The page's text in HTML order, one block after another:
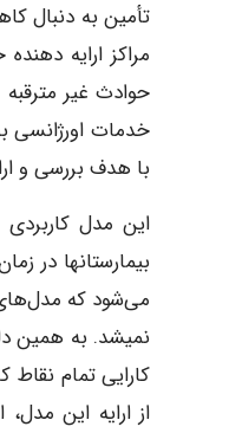
تأمین به دنبال
مراکز ارایه
حوادث غیر
با هدف بررسی و
این مدل کاربردی
بیمارستانها در
می‌شود که مدل‌های
نمیشد. به همین
از ارایه این